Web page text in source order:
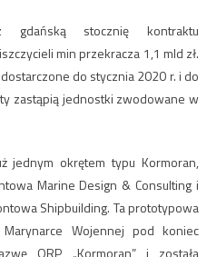
gdańską stocznię kontraktu
min przekracza 1,1 mld zł.
do stycznia 2020 r. i do
zastąpią jednostki zwodowane w
jednym okrętem typu Kormoran,
Marine Design & Consulting i
Shipbuilding. Ta prototypowa
Wojennej pod koniec
ORP „Kormoran” i została